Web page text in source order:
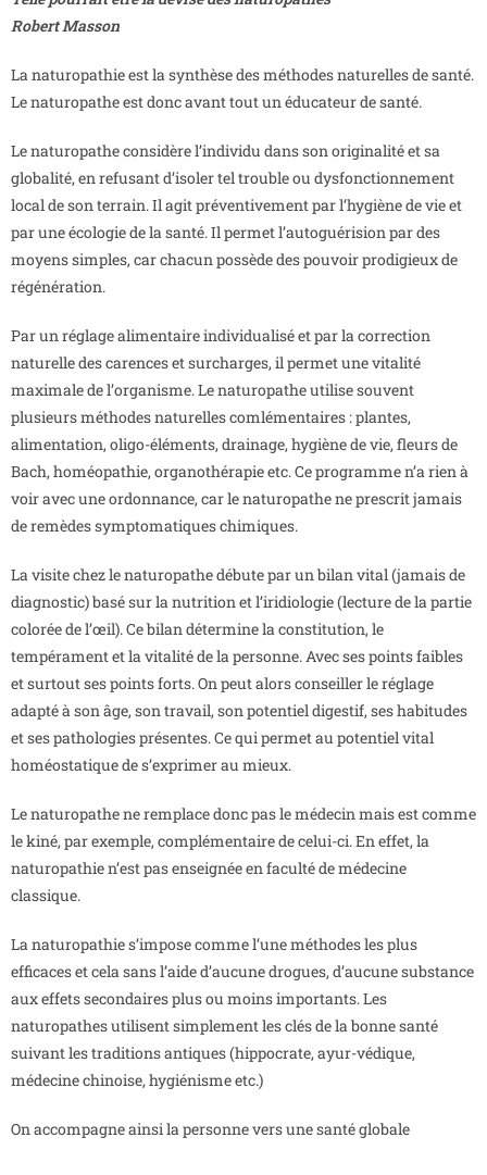
Robert Masson
La naturopathie est la synthèse des méthodes naturelles de santé.
Le naturopathe est donc avant tout un éducateur de santé.
Le naturopathe considère l’individu dans son originalité et sa
globalité, en refusant d’isoler tel trouble ou dysfonctionnement
local de son terrain. Il agit préventivement par l’hygiène de vie et
par une écologie de la santé. Il permet l’autoguérision par des
moyens simples, car chacun possède des pouvoir prodigieux de
régénération.
Par un réglage alimentaire individualisé et par la correction
naturelle des carences et surcharges, il permet une vitalité
maximale de l’organisme. Le naturopathe utilise souvent
plusieurs méthodes naturelles comlémentaires : plantes,
alimentation, oligo-éléments, drainage, hygiène de vie, fleurs de
Bach, homéopathie, organothérapie etc. Ce programme n’a rien à
voir avec une ordonnance, car le naturopathe ne prescrit jamais
de remèdes symptomatiques chimiques.
La visite chez le naturopathe débute par un bilan vital (jamais de
diagnostic) basé sur la nutrition et l’iridiologie (lecture de la partie
colorée de l’œil). Ce bilan détermine la constitution, le
tempérament et la vitalité de la personne. Avec ses points faibles
et surtout ses points forts. On peut alors conseiller le réglage
adapté à son âge, son travail, son potentiel digestif, ses habitudes
et ses pathologies présentes. Ce qui permet au potentiel vital
homéostatique de s’exprimer au mieux.
Le naturopathe ne remplace donc pas le médecin mais est comme
le kiné, par exemple, complémentaire de celui-ci. En effet, la
naturopathie n’est pas enseignée en faculté de médecine
classique.
La naturopathie s’impose comme l’une méthodes les plus
efficaces et cela sans l’aide d’aucune drogues, d’aucune substance
aux effets secondaires plus ou moins importants. Les
naturopathes utilisent simplement les clés de la bonne santé
suivant les traditions antiques (hippocrate, ayur-védique,
médecine chinoise, hygiénisme etc.)
On accompagne ainsi la personne vers une santé globale